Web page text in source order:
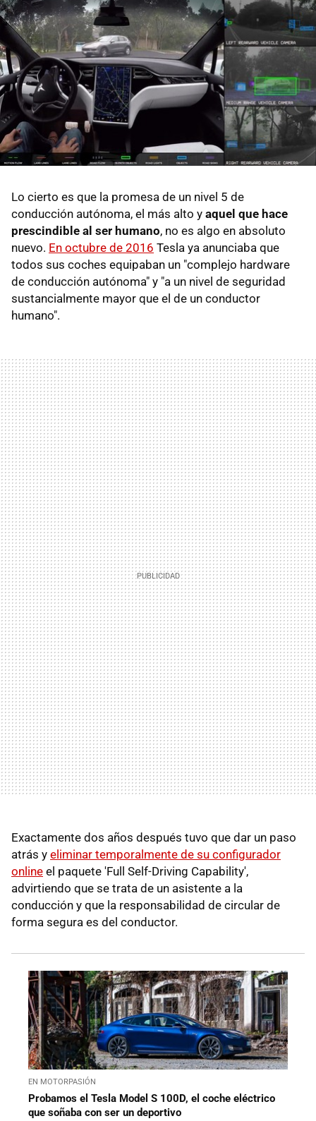
Lo cierto es que la promesa de un nivel 5 de
conducción autónoma, el más alto y aquel que hace
prescindible al ser humano, no es algo en absoluto
nuevo. En octubre de 2016 Tesla ya anunciaba que
todos sus coches equipaban un "complejo hardware
de conducción autónoma" y "a un nivel de seguridad
sustancialmente mayor que el de un conductor
humano".
Exactamente dos años después tuvo que dar un paso
atrás y eliminar temporalmente de su configurador
online el paquete 'Full Self-Driving Capability',
advirtiendo que se trata de un asistente a la
conducción y que la responsabilidad de circular de
forma segura es del conductor.
EN MOTORPASIÓN
Probamos el Tesla Model S 100D, el coche eléctrico
que soñaba con ser un deportivo